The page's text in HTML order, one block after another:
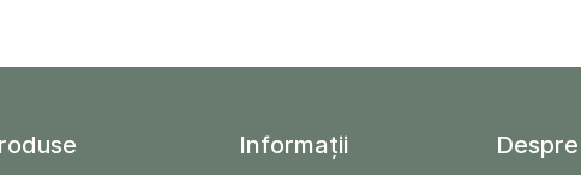
Informații